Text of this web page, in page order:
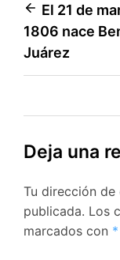
de
entradas
El 21 de
1806 nace
Juárez
Deja una
Tu dirección
publicada. Los
marcados con *